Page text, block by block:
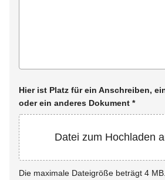
Hier ist Platz für ein Anschreiben,
oder ein anderes Dokument *
Datei zum Hochladen
Die maximale Dateigröße beträgt 4